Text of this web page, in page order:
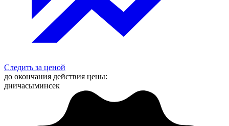
Следить за ценой
до окончания действия цены:
дничасыминсек